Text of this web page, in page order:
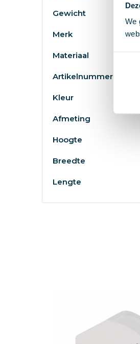
We
Gewicht
Merk
Materiaal
Artikelnummer
Kleur
Afmeting
Hoogte
Breedte
Lengte